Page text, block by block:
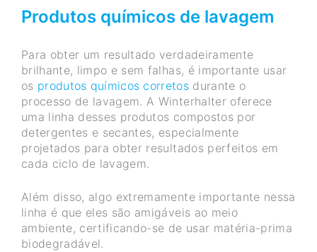
Produtos químicos de lavagem
Para obter um resultado verdadeiramente
brilhante, limpo e sem falhas, é importante usar
os produtos químicos corretosdurante o
processo de lavagem. A Winterhalter oferece
uma linha desses produtos compostos por
detergentes e secantes, especialmente
projetados para obter resultados perfeitos em
cada ciclo de lavagem.
Além disso, algo extremamente importante nessa
linha é que eles são amigáveis ao meio
ambiente, certificando-se de usar matéria-prima
biodegradável.